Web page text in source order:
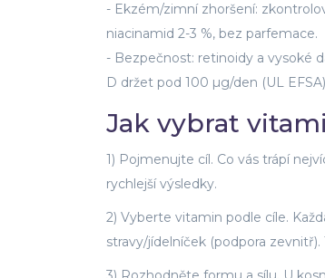
- Ekzém/zimní zhoršení:
niacinamid 2-3 %, bez parfemace.
- Bezpečnost: retinoidy a vysoké
D držet pod 100 µg/den (UL
Jak vybrat
1) Pojmenujte cíl. Co vás trápí
rychlejší výsledky.
2) Vyberte vitamin podle cíle.
stravy/jídelníček (podpora